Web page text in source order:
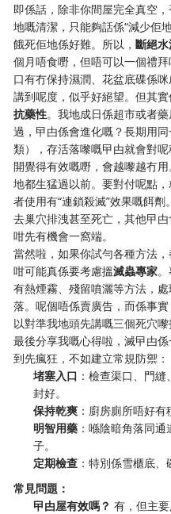
即係話，除非你間屋完全真空
地嘅清潔，只能夠話係“減少佢
餓死佢地係好難。所以，斷絕
個月唔食嘢，但唔可以一個禮
口有冇保持濕潤、花盆底碟係
講到呢度，似乎好絕望。但其
抗藥性。我地成日係超市或者
過，曱甴係會進化嘅？長期用
類），存活落嚟嘅曱甴就會對
開覺得有效嘅嘢，會越嚟越冇
地都生猛過以前。要對付呢點
者使用有“連鎖殺滅”效果嘅餌
去巢穴排洩甚至死亡，其他曱
咁先有機會一窩端。
當然啦，如果你試勻各種方法
咁可能真係要考慮搵滅蟲專家
有熱煙霧、殘留噴灑等方法，
落。呢個唔係賣廣告，而係事
以對準我地頭先講嘅三個死穴嚟
最後分享我嘅心得啦，滅曱甴
到先瘋狂，不如建立常規防禦：
堵塞入口 ：檢查渠口、門
封好。
保持乾爽 ：廚房廁所唔好有
明智用藥 ：喺陰暗角落同
子。
定期檢查 ：特別係雪櫃底
常見問題：
曱甴屋有效嗎？ 有，但主